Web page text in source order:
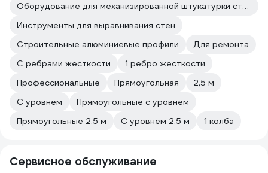
Оборудование для механизированной штукатурки стен
Инструменты для выравнивания стен
Строительные алюминиевые профили
Для ремонта
С ребрами жесткости
1 ребро жесткости
Профессиональные
Прямоугольная
2,5 м
С уровнем
Прямоугольные с уровнем
Прямоугольные 2.5 м
С уровнем 2.5 м 1 колба
Сервисное обслуживание